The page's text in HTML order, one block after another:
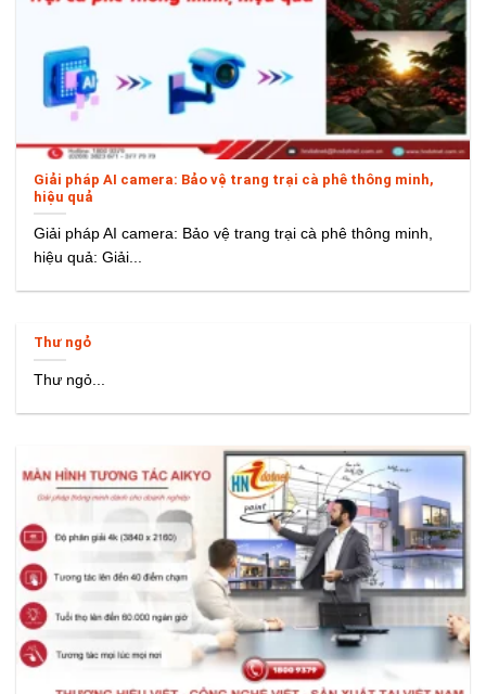
Giải pháp AI camera: Bảo vệ trang trại cà phê thông minh,
hiệu quả
Giải pháp AI camera: Bảo vệ trang trại cà phê thông minh,
hiệu quả: Giải...
Thư ngỏ
Thư ngỏ...